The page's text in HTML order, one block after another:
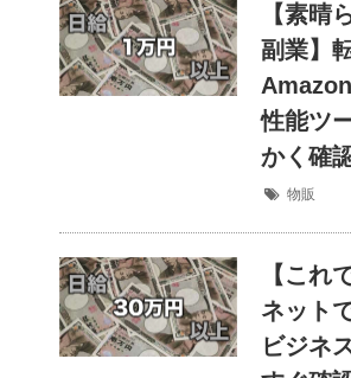
【素晴
副業】
性能ツ
かく確認
物販
【これ
ネット
ビジネ